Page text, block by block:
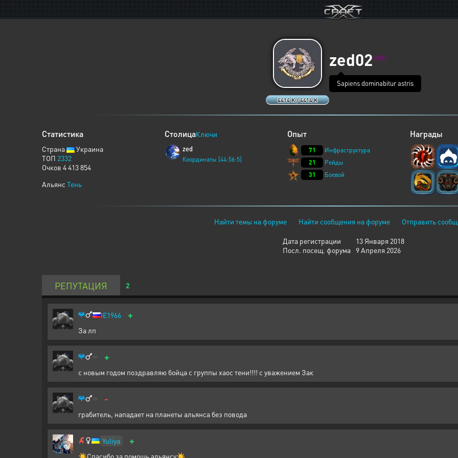
4414 K / 4414 K
zed02XERJ
Sapiens dominabitur astris
Статистика
Страна
Украина
ТОП 2332
Очков 4 413 854
Альянс Тень
СтолицаКлючи
zed
Координаты [44:56:5]
Опыт
71
Инфраструктура
21
Рейды
31
Боевой
Награды
Найти темы на форуме Найти сообщения на форуме Отправить
Дата регистрации
13 Января 2018
Посл. посещ. форума
9 Апреля 2026
РЕПУТАЦИЯ 2
IE1966 +
За лп
+
с новым годом поздравляю бойца с группы хаос тени!!!! с уважением Зак
-
грабитель, нападает на планеты альянса без повода
Yuliya +
☀️Спасибо за помощь альянсу☀️